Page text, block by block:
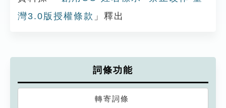
灣3.0版授權條款 」釋出
詞條功能
轉寄詞條